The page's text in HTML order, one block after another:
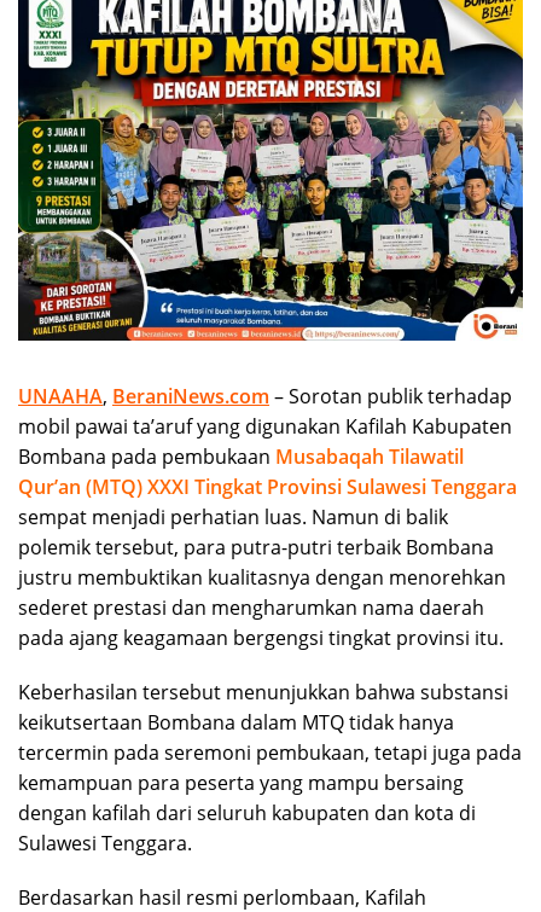
UNAAHA, BeraniNews.com – Sorotan publik terhadap
mobil pawai ta’aruf yang digunakan Kafilah Kabupaten
Bombana pada pembukaan Musabaqah Tilawatil
Qur’an (MTQ) XXXI Tingkat Provinsi Sulawesi Tenggara
sempat menjadi perhatian luas. Namun di balik
polemik tersebut, para putra-putri terbaik Bombana
justru membuktikan kualitasnya dengan menorehkan
sederet prestasi dan mengharumkan nama daerah
pada ajang keagamaan bergengsi tingkat provinsi itu.
Keberhasilan tersebut menunjukkan bahwa substansi
keikutsertaan Bombana dalam MTQ tidak hanya
tercermin pada seremoni pembukaan, tetapi juga pada
kemampuan para peserta yang mampu bersaing
dengan kafilah dari seluruh kabupaten dan kota di
Sulawesi Tenggara.
Berdasarkan hasil resmi perlombaan, Kafilah